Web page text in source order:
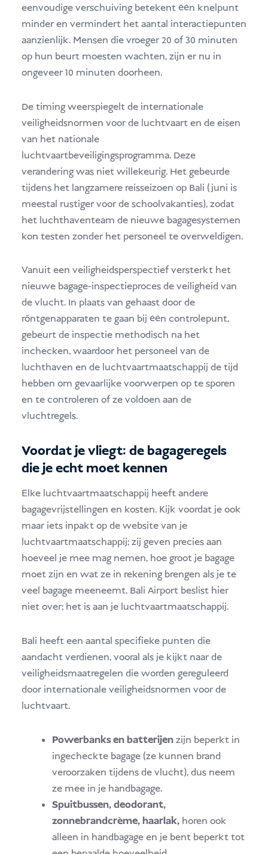
eenvoudige verschuiving betekent één knelpunt
minder en vermindert het aantal interactiepunten
aanzienlijk. Mensen die vroeger 20 of 30 minuten
op hun beurt moesten wachten, zijn er nu in
ongeveer 10 minuten doorheen.
De timing weerspiegelt de internationale
veiligheidsnormen voor de luchtvaart en de eisen
van het nationale
luchtvaartbeveiligingsprogramma. Deze
verandering was niet willekeurig. Het gebeurde
tijdens het langzamere reisseizoen op Bali (juni is
meestal rustiger voor de schoolvakanties), zodat
het luchthaventeam de nieuwe bagagesystemen
kon testen zonder het personeel te overweldigen.
Vanuit een veiligheidsperspectief versterkt het
nieuwe bagage-inspectieproces de veiligheid van
de vlucht. In plaats van gehaast door de
röntgenapparaten te gaan bij één controlepunt,
gebeurt de inspectie methodisch na het
inchecken, waardoor het personeel van de
luchthaven en de luchtvaartmaatschappij de tijd
hebben om gevaarlijke voorwerpen op te sporen
en te controleren of ze voldoen aan de
vluchtregels.
Voordat je vliegt: de bagageregels
die je echt moet kennen
Elke luchtvaartmaatschappij heeft andere
bagagevrijstellingen en kosten. Kijk voordat je ook
maar iets inpakt op de website van je
luchtvaartmaatschappij; zij geven precies aan
hoeveel je mee mag nemen, hoe groot je bagage
moet zijn en wat ze in rekening brengen als je te
veel bagage meeneemt. Bali Airport beslist hier
niet over; het is aan je luchtvaartmaatschappij.
Bali heeft een aantal specifieke punten die
aandacht verdienen, vooral als je kijkt naar de
veiligheidsmaatregelen die worden gereguleerd
door internationale veiligheidsnormen voor de
luchtvaart.
Powerbanks en batterijenzijn beperkt in
ingecheckte bagage (ze kunnen brand
veroorzaken tijdens de vlucht), dus neem
ze mee in je handbagage.
Spuitbussen, deodorant,
zonnebrandcrème, haarlak, horen ook
alleen in handbagage en je bent beperkt tot